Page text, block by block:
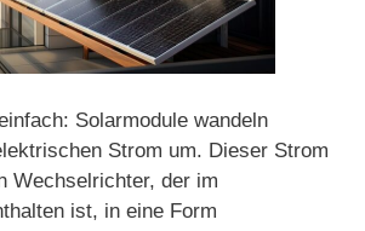
Solarmodule wandeln
Strom um. Dieser Strom
Wechselrichter, der im
ist, in eine Form